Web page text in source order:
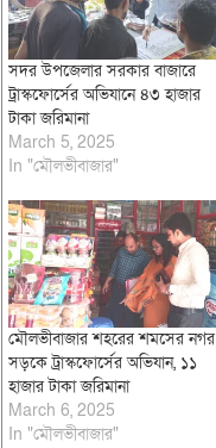
সদর উপজেলার সরকার বাজারে
ট্রাস্কফোর্সের অভিযানে ৪৩ হাজার
টাকা জরিমানা
March 5, 2025
In "মৌলভীবাজার"
মৌলভীবাজার শহরের শমসের নগর
সড়কে ট্রাস্কফোর্সের অভিযান, ১১
হাজার টাকা জরিমানা
March 6, 2025
In "মৌলভীবাজার"